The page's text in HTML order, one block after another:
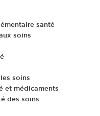
santé
soins
soins
et médicaments
des soins
: quand les
le jeu
de la Direction
de la consommation